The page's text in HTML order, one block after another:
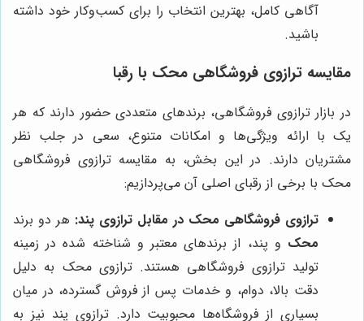
آگاهی کامل، بهترین انتخاب را برای کسب‌وکار خود داشته
باشید.
مقایسه ترازوی فروشگاهی محک با رقبا
در بازار ترازوی فروشگاهی، برندهای متعددی حضور دارند که هر
یک با ارائه ویژگی‌ها و امکانات متنوع، سعی در جلب نظر
مشتریان دارند. در این بخش، به مقایسه ترازوی فروشگاهی
محک با برخی از رقبای اصلی آن می‌پردازیم:
ترازوی فروشگاهی محک در مقابل ترازوی پند: هر دو برند
محک و پند، از برندهای معتبر و شناخته شده در زمینه
تولید ترازوی فروشگاهی هستند. ترازوی محک به دلیل
دقت بالا، دوام، و خدمات پس از فروش گسترده، در میان
بسیاری از فروشگاه‌ها محبوبیت دارد. ترازوی پند نیز به